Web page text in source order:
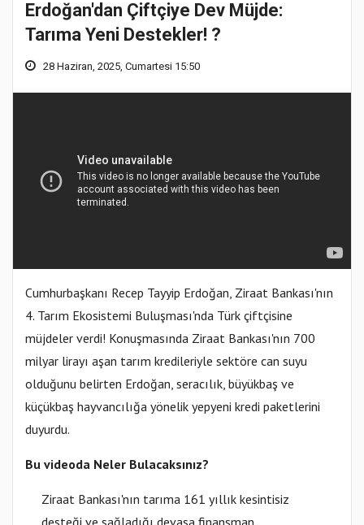
Erdoğan'dan Çiftçiye Dev Müjde:
Tarıma Yeni Destekler! ?
28 Haziran, 2025, Cumartesi 15:50
Cumhurbaşkanı Recep Tayyip Erdoğan, Ziraat Bankası'nın
4. Tarım Ekosistemi Buluşması'nda Türk çiftçisine
müjdeler verdi! Konuşmasında Ziraat Bankası'nın 700
milyar lirayı aşan tarım kredileriyle sektöre can suyu
olduğunu belirten Erdoğan, seracılık, büyükbaş ve
küçükbaş hayvancılığa yönelik yepyeni kredi paketlerini
duyurdu.
Bu videoda Neler Bulacaksınız?
Ziraat Bankası'nın tarıma 161 yıllık kesintisiz